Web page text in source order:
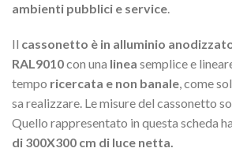
ambienti pubblici e service.
Il cassonetto è in alluminio
RAL9010con una linea semplice e
tempo ricercata e non banale, come
sa realizzare. Le misure del cassonetto
Quello rappresentato in questa scheda ha
di 300X300 cm di luce netta.